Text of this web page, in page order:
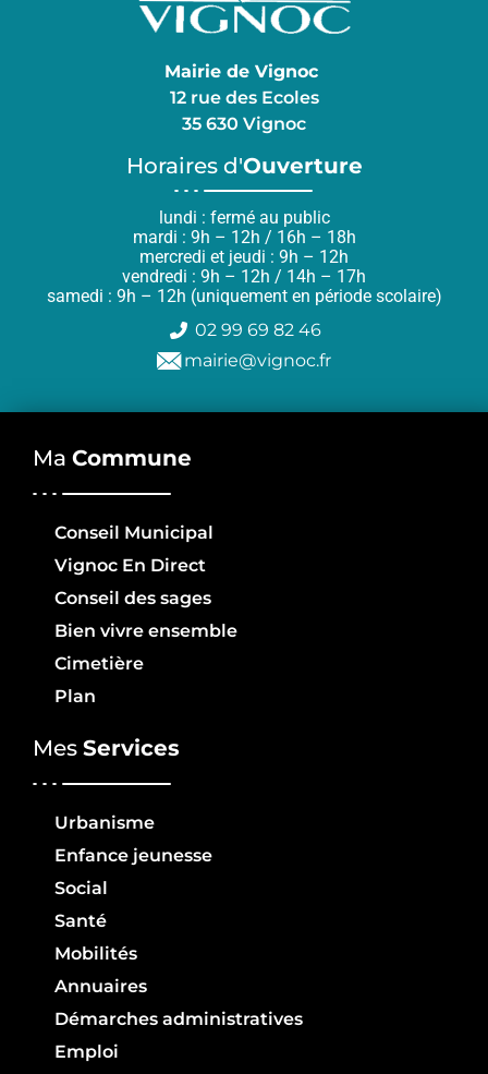
Mairie de Vignoc
12 rue des Ecoles
35 630 Vignoc
Horaires d'Ouverture
lundi : fermé au public
mardi : 9h – 12h / 16h – 18h
mercredi et jeudi : 9h – 12h
vendredi : 9h – 12h / 14h – 17h
samedi : 9h – 12h (uniquement en période scolaire)
02 99 69 82 46
mairie@vignoc.fr
Ma Commune
Conseil Municipal
Vignoc En Direct
Conseil des sages
Bien vivre ensemble
Cimetière
Plan
Mes Services
Urbanisme
Enfance jeunesse
Social
Santé
Mobilités
Annuaires
Démarches administratives
Emploi